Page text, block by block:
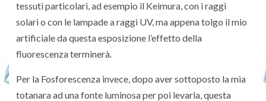
tessuti particolari, ad esempio il Keimura, con i raggi
solari o con le lampade a raggi UV, ma appena tolgo il mio
artificiale da questa esposizione l’effetto della
fluorescenza terminerà.
Per la Fosforescenza invece, dopo aver sottoposto la mia
totanara ad una fonte luminosa per poi levarla, questa